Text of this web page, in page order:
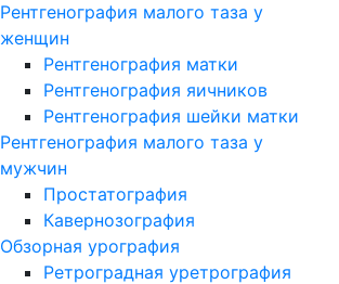
Рентгенография малого таза у
женщин
Рентгенография матки
Рентгенография яичников
Рентгенография шейки матки
Рентгенография малого таза у
мужчин
Простатография
Кавернозография
Обзорная урография
Ретроградная уретрография